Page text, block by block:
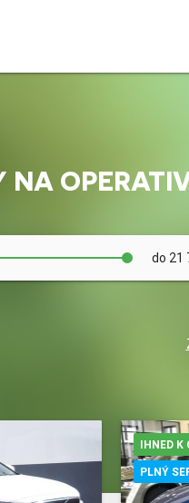
NA
do 21
Karoserie
IHNED K
PLNÝ